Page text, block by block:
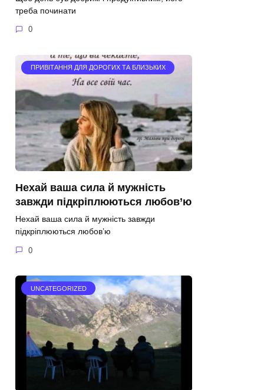
треба починати
0
ПРИВІТАННЯ ДЛЯ ДОРОГИХ ТА БЛИЗЬКИХ
Нехай ваша сила й мужність
завжди підкріплюються любов’ю
Нехай ваша сила й мужність завжди
підкріплюються любов’ю
0
UNCATEGORIZED